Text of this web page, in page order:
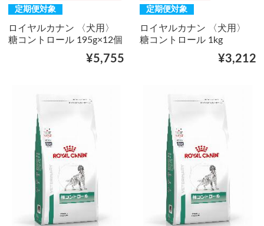
定期便対象
ロイヤルカナン 〈犬用〉
糖コントロール 195g×12個
¥5,755
定期便対象
ロイヤルカナン 〈犬用〉
糖コントロール 1kg
¥3,212